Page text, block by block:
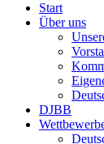
Start
Über uns
DJBB